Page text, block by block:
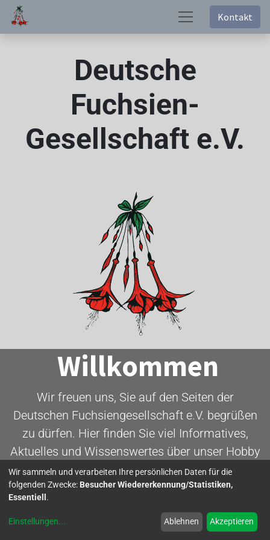
Kontakt
Deutsche
Fuchsien-
Gesellschaft e.V.
Willkommen
Wir freuen uns, Sie auf den Seiten der
Deutschen Fuchsiengesellschaft e.V. begrüßen
zu dürfen. Hier finden Sie viel Informatives,
Aktuelles und Wissenswertes über unser Hobby
- die Fuchsie.
Wir sammeln und verarbeiten Ihre persönlichen Daten für die
folgenden Zwecke: Besucher Wiedererkennung/Statistiken,
Essentiell .
Einstellungen... Ablehnen Akzeptieren